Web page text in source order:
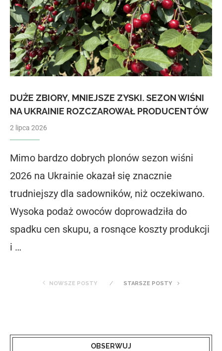
DUŻE ZBIORY, MNIEJSZE ZYSKI. SEZON WIŚNI
NA UKRAINIE ROZCZAROWAŁ PRODUCENTÓW
2 lipca 2026
Mimo bardzo dobrych plonów sezon wiśni
2026 na Ukrainie okazał się znacznie
trudniejszy dla sadowników, niż oczekiwano.
Wysoka podaż owoców doprowadziła do
spadku cen skupu, a rosnące koszty produkcji
i …
NOWSZE POSTY STARSZE POSTY
OBSERWUJ